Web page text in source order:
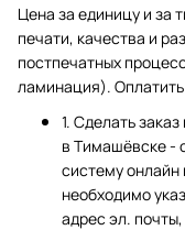
Цена за единицу и за
печати, качества и
постпечатных
ламинация).
1. Сделать
в Тимашёвске -
систему
необходимо
адрес эл.